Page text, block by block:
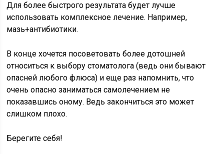
Для более быстрого результата будет лучше
использовать комплексное лечение. Например,
мазь+антибиотики.
В конце хочется посоветовать более дотошней
относиться к выбору стоматолога (ведь они бывают
опасней любого флюса) и еще раз напомнить, что
очень опасно заниматься самолечением не
показавшись оному. Ведь закончиться это может
слишком плохо.
Берегите себя!